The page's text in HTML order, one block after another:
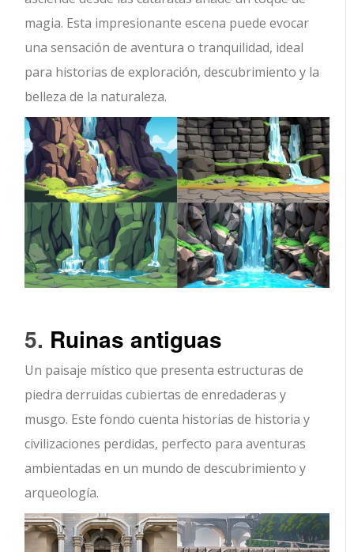
magia. Esta impresionante escena puede evocar
una sensación de aventura o tranquilidad, ideal
para historias de exploración, descubrimiento y la
belleza de la naturaleza.
5. Ruinas antiguas
Un paisaje místico que presenta estructuras de
piedra derruidas cubiertas de enredaderas y
musgo. Este fondo cuenta historias de historia y
civilizaciones perdidas, perfecto para aventuras
ambientadas en un mundo de descubrimiento y
arqueología.